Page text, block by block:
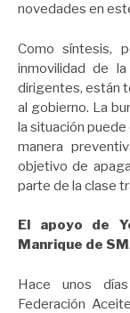
novedades en
Como síntesis,
inmovilidad de
dirigentes, están
al gobierno. La
la situación
manera
objetivo de
parte de la clase
El apoyo de
Manrique de
Hace unos
Federación